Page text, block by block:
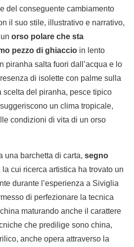
del conseguente cambiamento
il suo stile, illustrativo e narrativo,
orso polare che sta
pezzo di ghiaccio in lento
piranha salta fuori dall’acqua e lo
di isolette con palme sulla
scelta del piranha, pesce tipico
un clima tropicale,
condizioni di vita di un orso
una barchetta di carta, segno
la cui ricerca artistica ha trovato un
durante l’esperienza a Siviglia
di perfezionare la tecnica
maturando anche il carattere
che predilige sono china,
anche opera attraverso la